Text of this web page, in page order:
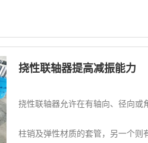
挠性联轴器提高减振能力
挠性联轴器允许在有轴向、径向或
柱销及弹性材质的套管，另一个